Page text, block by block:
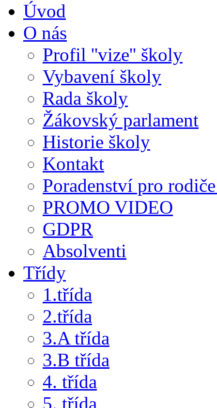
Úvod
O nás
Profil ''vize'' školy
Vybavení školy
Rada školy
Žákovský parlament
Historie školy
Kontakt
Poradenství pro
PROMO VIDEO
GDPR
Absolventi
Třídy
1.třída
2.třída
3.A třída
3.B třída
4. třída
5. třída